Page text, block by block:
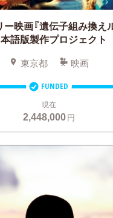
映画『遺伝子組み換え
語版製作プロジェクト
東京都 映画
FUNDED
現在
2,448,000円